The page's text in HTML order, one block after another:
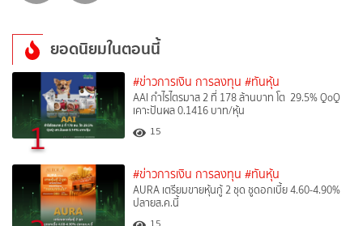
ยอดนิยมในตอนนี้
1
#ข่าวการเงิน การลงทุน #ทันหุ้น
AAI กำไรไตรมาส 2 ที่ 178 ล้านบาท โต 29.5% QoQ
เคาะปันผล 0.1416 บาท/หุ้น
15
#ข่าวการเงิน การลงทุน #ทันหุ้น
AURA เตรียมขายหุ้นกู้ 2 ชุด ชูดอกเบี้ย 4.60-4.90%
ปลายส.ค.นี้